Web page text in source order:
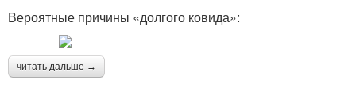
Вероятные причины «долгого ковида»:
читать дальше →